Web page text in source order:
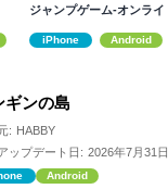
ジャンプゲーム-オンライ
iPhone Android
ギンの島
: HABBY
ップデート日: 2026年7月31日
Android